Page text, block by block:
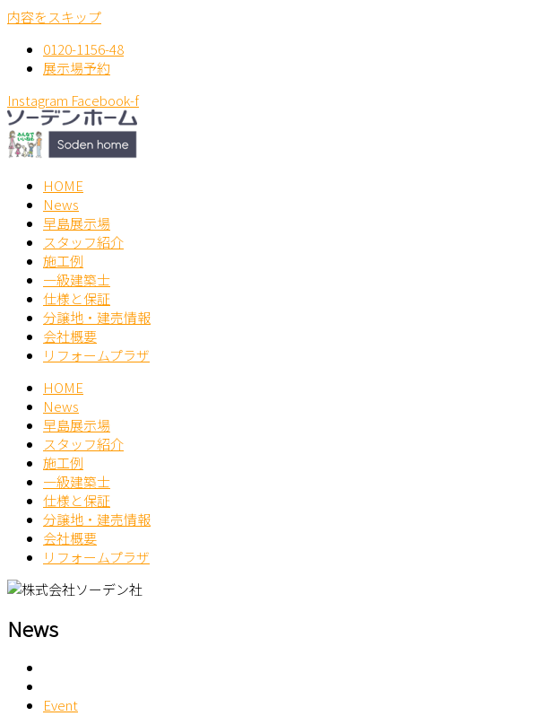
内容をスキップ
0120-1156-48
展示場予約
Instagram Facebook-f
HOME
News
早島展示場
スタッフ紹介
施工例
一級建築士
仕様と保証
分譲地・建売情報
会社概要
リフォームプラザ
HOME
News
早島展示場
スタッフ紹介
施工例
一級建築士
仕様と保証
分譲地・建売情報
会社概要
リフォームプラザ
News
Event